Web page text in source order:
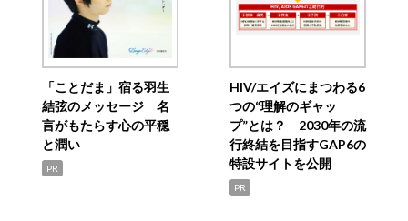
「ことだま」宿る羽生
結弦のメッセージ 名
言がもたらす心の平穏
と潤い
PR
HIV/エイズにまつわる6
つの“理解のギャッ
プ”とは？ 2030年の流
行終結を目指すGAP6の
特設サイトを公開
PR